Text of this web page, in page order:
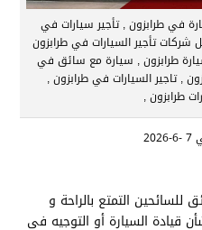
في طرابزون , تأجير سيارات في
شركات تأجير السيارات في طرابزون
طرابزون , سيارة مع سائق في
, تاجير السيارات في طرابزون ,
طرابزون ,
التمتع بالراحة و
قيادة السيارة أو التوجيه في